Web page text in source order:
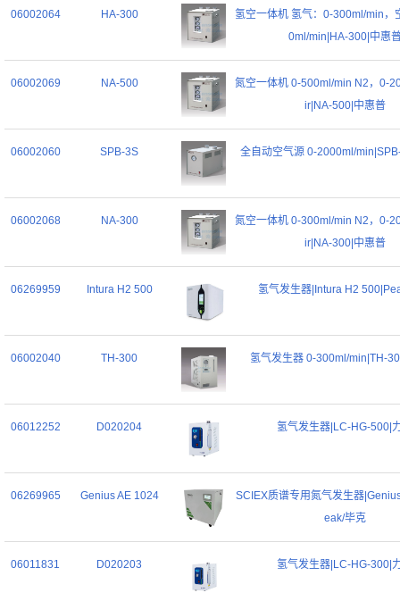
06002064 HA-300
氢空一体机 氢气：0-300ml/min，
0ml/min|HA-300|中惠
06002069 NA-500
氮空一体机 0-500ml/min N2，0-
ir|NA-500|中惠普
06002060 SPB-3S 全自动空气源 0-2000ml/
06002068 NA-300
氮空一体机 0-300ml/min N2，0-
ir|NA-300|中惠普
06269959 Intura H2 500 氢气发生器|Intura H2
06002040 TH-300 氢气发生器 0-300ml/min|TH-
06012252 D020204 氢气发生器|LC-HG-500|
06269965 Genius AE 1024
SCIEX质谱专用氮气发生器
eak/毕克
06011831 D020203 氢气发生器|LC-HG-300|